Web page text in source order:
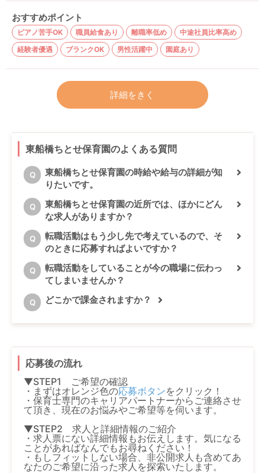
おすすめポイント
ピアノ苦手OK 職員給食あり 離職率低め
中途社員比率高め
経験者優遇
ブランクOK 男性活躍中 園庭あり
詳細をきく
東船橋ちとせ保育園のよくある質問
Q
東船橋ちとせ保育園の時給や給与の詳細が知
りたいです。
Q
東船橋ちとせ保育園の近所では、ほかにどん
な求人がありますか？
Q
転職活動はもう少し先で考えているので、そ
のときに応募すればよいですか？
Q
転職活動をしていることが今の職場に伝わっ
てしまいませんか？
Q どこかで課金されますか？
応募後の流れ
▼STEP1 ご希望の確認
・まずはオレンジ色の応募ボタンをクリック！
・保育士専門のキャリアパートナーからご連絡させ
て頂き、現在のお悩みやご希望等を伺います。
▼STEP2 求人と詳細情報のご紹介
・求人票にない詳細情報もお伝えします。気になる
ことがあればなんでもお尋ねください！
・もしフィットしない場合、非公開求人も含めてあ
なたのご希望に沿った求人を探索いたします。